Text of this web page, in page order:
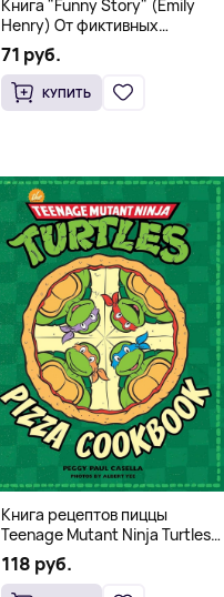
Книга "Funny Story" (Emily
Henry) От фиктивных
свиданий к реальной любви
71 руб.
КУПИТЬ
Книга рецептов пиццы
Teenage Mutant Ninja Turtles
Pizza Cookbook (На
английском)
118 руб.